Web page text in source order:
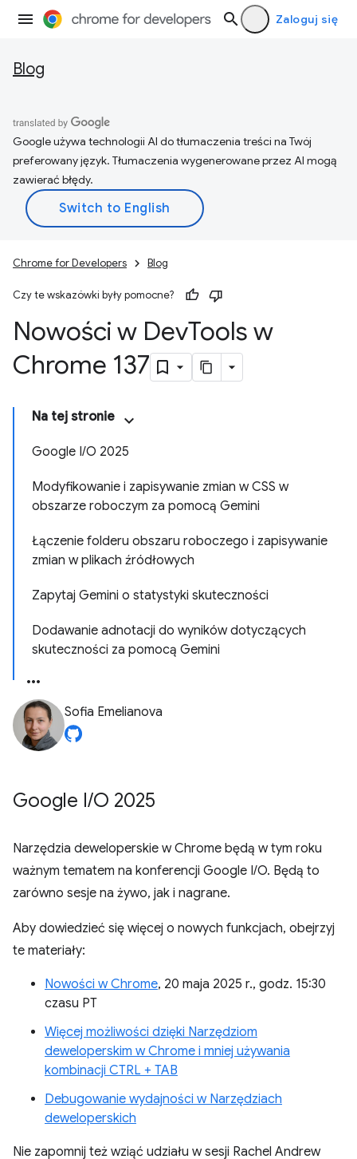
Zaloguj się
Blog
Google używa technologii AI do tłumaczenia treści na Twój
preferowany język. Tłumaczenia wygenerowane przez AI mogą
zawierać błędy.
Chrome for Developers Blog
Czy te wskazówki były pomocne?
Nowości w DevTools w
Chrome 137
Na tej stronie
Google I/O 2025
Modyfikowanie i zapisywanie zmian w CSS w
obszarze roboczym za pomocą Gemini
Łączenie folderu obszaru roboczego i zapisywanie
zmian w plikach źródłowych
Zapytaj Gemini o statystyki skuteczności
Dodawanie adnotacji do wyników dotyczących
skuteczności za pomocą Gemini
Sofia Emelianova
Google I/O 2025
Narzędzia deweloperskie w Chrome będą w tym roku
ważnym tematem na konferencji Google I/O. Będą to
zarówno sesje na żywo, jak i nagrane.
Aby dowiedzieć się więcej o nowych funkcjach, obejrzyj
te materiały:
Nowości w Chrome, 20 maja 2025 r., godz. 15:30
czasu PT
Więcej możliwości dzięki Narzędziom
deweloperskim w Chrome i mniej używania
kombinacji CTRL + TAB
Debugowanie wydajności w Narzędziach
deweloperskich
Nie zapomnij też wziąć udziału w sesji Rachel Andrew